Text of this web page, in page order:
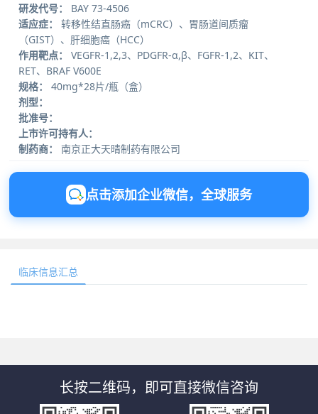
研发代号：
BAY 73-4506
适应症：
转移性结直肠癌（mCRC）、胃肠道间质瘤
（GIST）、肝细胞癌（HCC）
作用靶点：
VEGFR-1,2,3、PDGFR-α,β、FGFR-1,2、KIT、
RET、BRAF V600E
规格：
40mg*28片/瓶（盒）
剂型：
批准号：
上市许可持有人：
制药商：
南京正大天晴制药有限公司
点击添加企业微信，全球服务
临床信息汇总
长按二维码，即可直接微信咨询